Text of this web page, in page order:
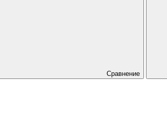
Сравнение